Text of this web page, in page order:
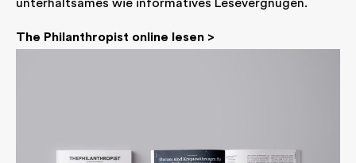
unterhaltsames wie informatives Lesevergnügen.
The Philanthropist online lesen >